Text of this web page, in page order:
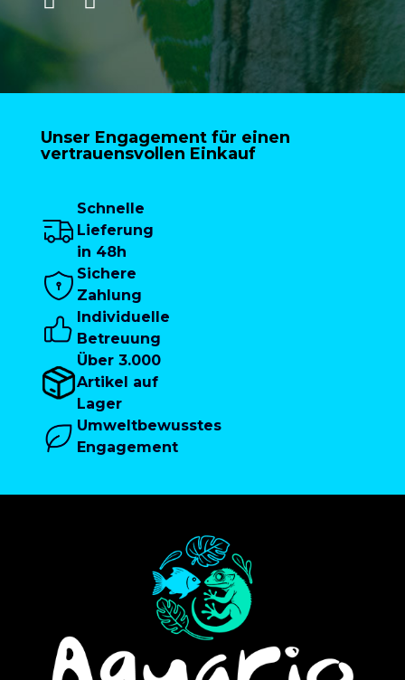
Unser Engagement für einen
vertrauensvollen Einkauf
Schnelle
Lieferung
in 48h
Sichere
Zahlung
Individuelle
Betreuung
Über 3.000
Artikel auf
Lager
Umweltbewusstes
Engagement